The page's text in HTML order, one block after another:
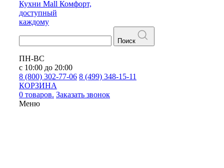
Кухни Mall Комфорт,
доступный
каждому
Поиск
ПН-ВС
с 10:00 до 20:00
8 (800) 302-77-06 8 (499) 348-15-11
КОРЗИНА
0 товаров. Заказать звонок
Меню